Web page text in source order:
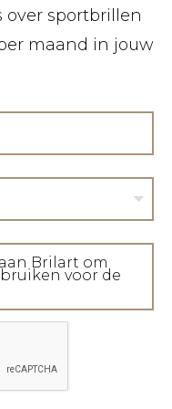
over sportbrillen
maand in jouw
Brilart om
voor de